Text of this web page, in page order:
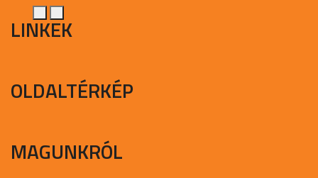
LINKEK
OLDALTÉRKÉP
MAGUNKRÓL